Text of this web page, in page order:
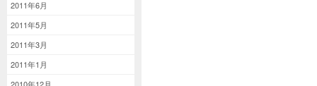
2011年6月
2011年5月
2011年3月
2011年1月